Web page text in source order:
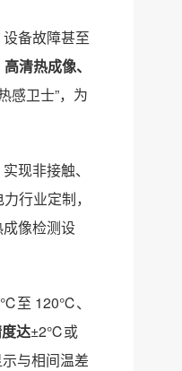
备故障甚至
清热成像、
感卫士”，为
现非接触、
行业定制，
像检测设
至 120℃、
达±2℃或
与相间温差